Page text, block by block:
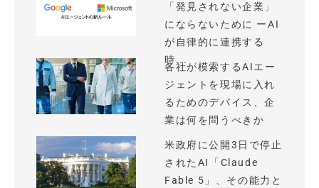
「発見されない企業」
にならないために ーAI
が自律的に連携する
時...
各社が模索するAIエー
ジェントを現場に入れ
るためのデバイス、企
業は何を問うべきか
米政府に公開3日で停止
されたAI「Claude
Fable 5」、その能力と